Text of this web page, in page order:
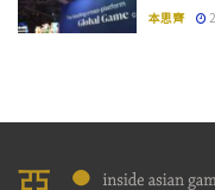
本思齊